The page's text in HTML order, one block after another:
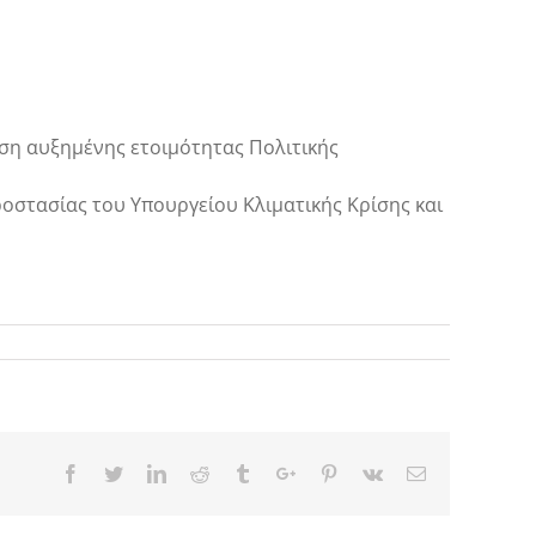
αυξημένης ετοιμότητας Πολιτικής
του Υπουργείου Κλιματικής Κρίσης και
Facebook
TwitterLinkedinReddit TumblrGoogle+Pinterest
Vk Email